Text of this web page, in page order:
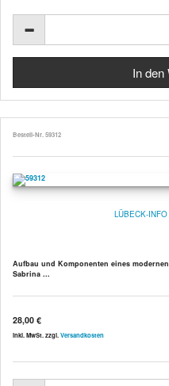
Bestell-Nr. 59312
LÜBECK-INFO
Aufbau und Komponenten eines
Sabrina ...
28,00 €
inkl. MwSt. zzgl. Versandkosten